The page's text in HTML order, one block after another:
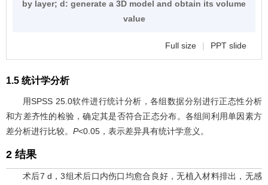
by layer; d: generate a 3D model and obtain its volume
value
Full size | PPT slide
1.5 统计学分析
用SPSS 25.0软件进行统计分析，各组数据分别进行正态性分析
和方差齐性的检验，确定其是否符合正态分布。各组间利用单因素方
差分析进行比较。 P<0.05，表示差异具有统计学意义。
2 结果
术后7 d，3组术后口内伤口均愈合良好，无植入材料排出，无感